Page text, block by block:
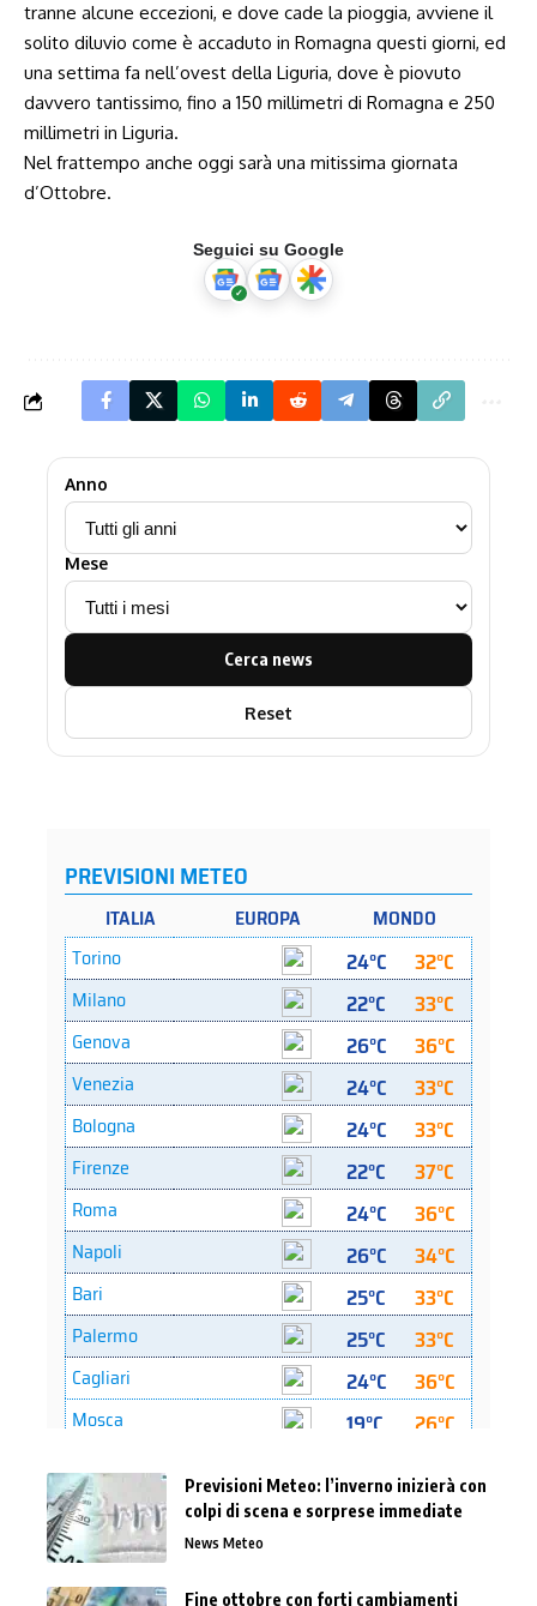
tranne alcune eccezioni, e dove cade la pioggia, avviene il
solito diluvio come è accaduto in Romagna questi giorni, ed
una settima fa nell’ovest della Liguria, dove è piovuto
davvero tantissimo, fino a 150 millimetri di Romagna e 250
millimetri in Liguria.
Nel frattempo anche oggi sarà una mitissima giornata
d’Ottobre.
Seguici su Google
Anno
Mese
Cerca news
Reset
Previsioni Meteo: l’inverno inizierà con
colpi di scena e sorprese immediate
News Meteo
Fine ottobre con forti cambiamenti